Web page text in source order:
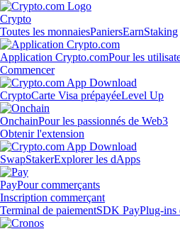
Crypto
Toutes les monnaiesPaniersEarnStaking
Application Crypto.comPour les
Commencer
CryptoCarte Visa prépayéeLevel Up
OnchainPour les passionnés de Web3
Obtenir l'extension
SwapStakerExplorer les dApps
PayPour commerçants
Inscription commerçant
Terminal de paiementSDK PayPlug-ins